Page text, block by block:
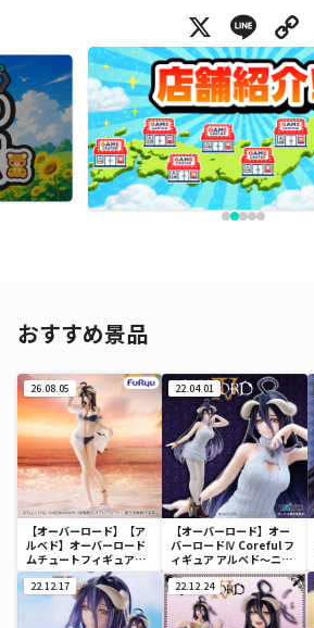
X Line
おすすめ景品
26.08.05
【オーバーロード】【ア
ルベド】オーバーロード
ムチュートフィギュアー
アルベド・aqua ver.ー
22.04.01
【オーバーロード】オー
バーロードⅣ Coreful フ
ィギュア アルベド～ニッ
トワンピースver.～
22.12.17 22.12.24